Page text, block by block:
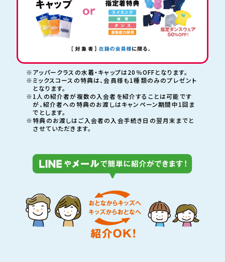
※アッパークラスの水着・キャップは20％OFFとなります。
※ミックスコースの特典は、会員様も1種類のみのプレゼント
となります。
※1人の紹介者が複数の入会者を紹介することは可能です
が、紹介者への特典のお渡しはキャンペーン期間中1回ま
でとします。
※特典のお渡しはご入会者の入会手続き日の翌月末までと
させていただきます。